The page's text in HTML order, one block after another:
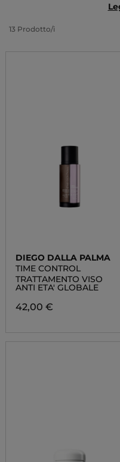
ideali per un regalo
last minute,
13 Prodotto/i
DIEGO DALLA PALMA
TIME CONTROL
TRATTAMENTO VISO
ANTI ETA' GLOBALE
42,00 €